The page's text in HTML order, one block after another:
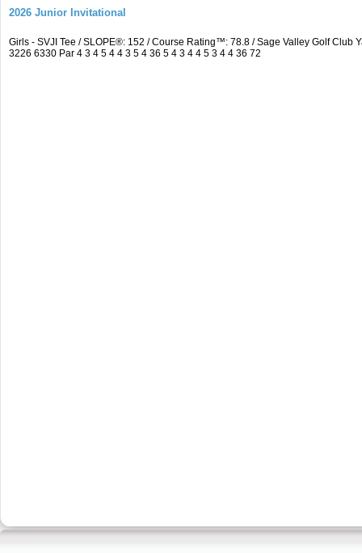
2026 Junior Invitational
Girls - SVJI Tee / SLOPE®: 152 / Course Rating™: 78.8 / Sage Valley Golf
3226 6330 Par 4 3 4 5 4 4 3 5 4 36 5 4 3 4 4 5 3 4 4 36 72